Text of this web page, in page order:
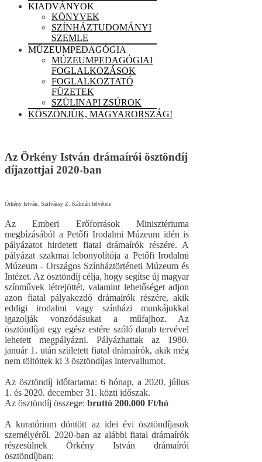
KIADVÁNYOK
KÖNYVEK
SZÍNHÁZTUDOMÁNYI
SZEMLE
MÚZEUMPEDAGÓGIA
MÚZEUMPEDAGÓGIAI
FOGLALKOZÁSOK
FOGLALKOZTATÓ
FÜZETEK
SZÜLINAPI ZSÚROK
KÖSZÖNJÜK, MAGYARORSZÁG!
Az Örkény István drámaírói ösztöndíj
díjazottjai 2020-ban
Örkény István. Szilvássy Z. Kálmán felvétele
Az Emberi Erőforrások Minisztériuma
megbízásából a Petőfi Irodalmi Múzeum idén is
pályázatot hirdetett fiatal drámaírók részére. A
pályázat szakmai lebonyolítója a Petőfi Irodalmi
Múzeum - Országos Színháztörténeti Múzeum és
Intézet. Az ösztöndíj célja, hogy segítse új magyar
színművek létrejöttét, valamint lehetőséget adjon
azon fiatal pályakezdő drámaírók részére, akik
eddigi irodalmi vagy színházi munkájukkal
igazolják vonzódásukat a műfajhoz. Az
ösztöndíjat egy egész estére szóló darab tervével
lehetett megpályázni. Pályázhattak az 1980.
január 1. után született fiatal drámaírók, akik még
nem töltöttek ki 3 ösztöndíjas intervallumot.
Az ösztöndíj időtartama: 6 hónap, a 2020. július
1. és 2020. december 31. közti időszak.
Az ösztöndíj összege: bruttó 200.000 Ft/hó
A kuratórium döntött az idei évi ösztöndíjasok
személyéről. 2020-ban az alábbi fiatal drámaírók
részesülnek Örkény István drámaírói
ösztöndíjban: